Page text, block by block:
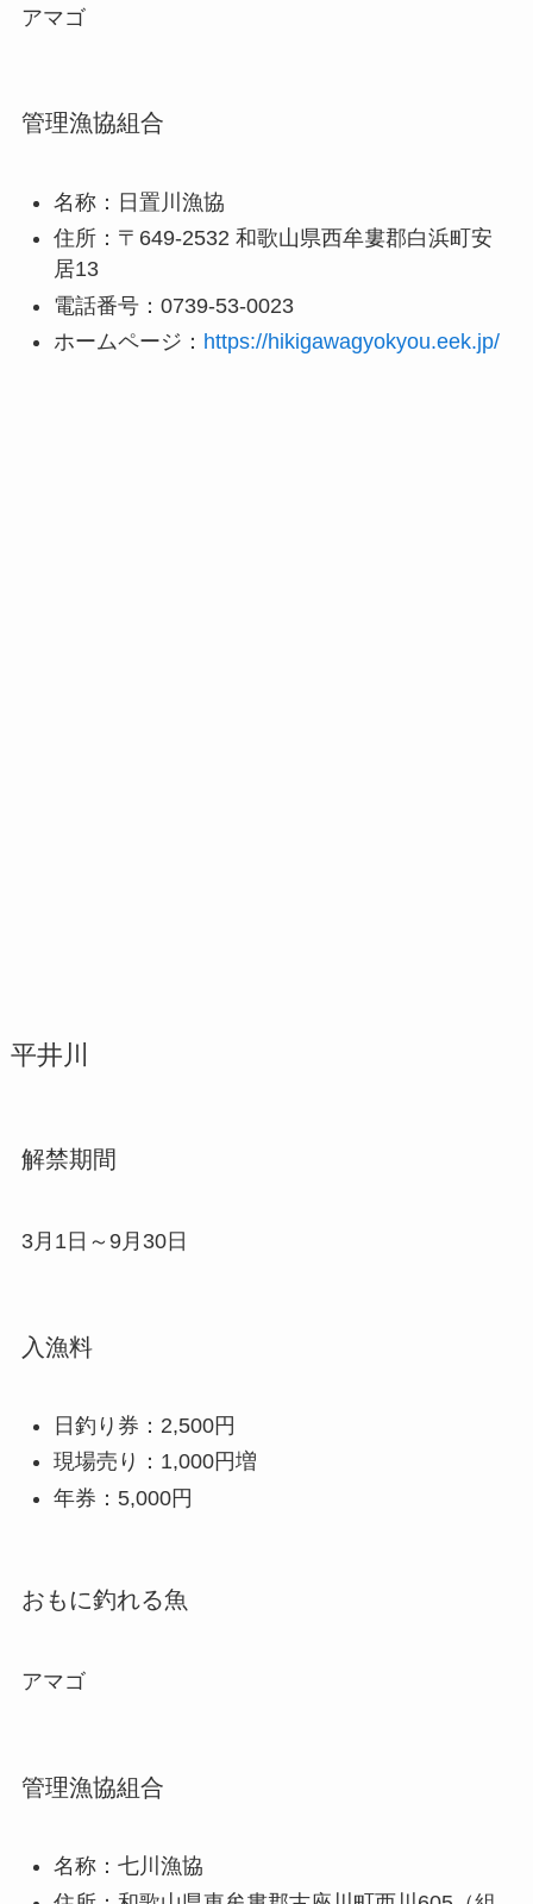
アマゴ
管理漁協組合
名称：日置川漁協
住所：〒649-2532 和歌山県西牟婁郡白浜町安
居13
電話番号：0739-53-0023
ホームページ： https://hikigawagyokyou.eek.jp/
平井川
解禁期間
3月1日～9月30日
入漁料
日釣り券：2,500円
現場売り：1,000円増
年券：5,000円
おもに釣れる魚
アマゴ
管理漁協組合
名称：七川漁協